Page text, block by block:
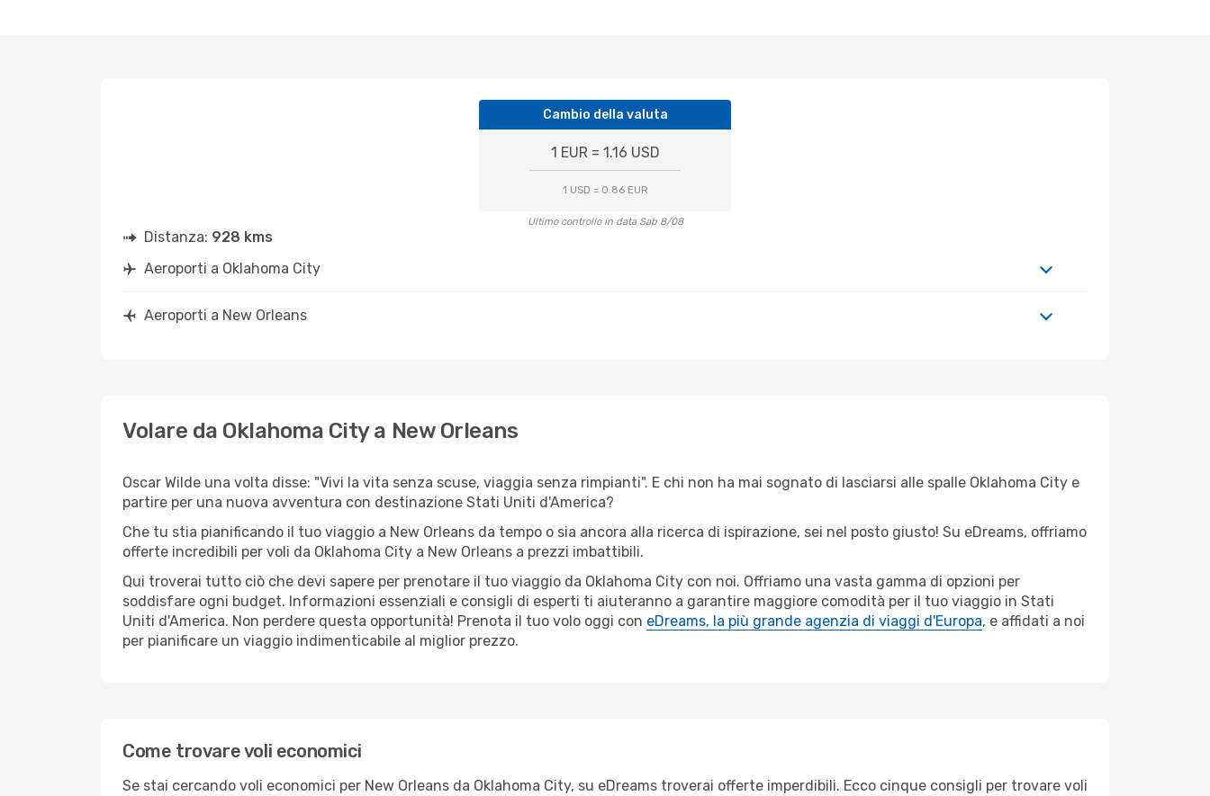
Cambio della valuta
1 EUR = 1.16 USD
1 USD = 0.86 EUR
Ultimo controllo in data Sab 8/08
Distanza: 928 kms
Aeroporti a Oklahoma City
Aeroporti a New Orleans
Volare da Oklahoma City a New Orleans
Oscar Wilde una volta disse: "Vivi la vita senza scuse, viaggia senza rimpianti". E chi non ha mai sognato di lasciarsi alle spalle Oklahoma City e
partire per una nuova avventura con destinazione Stati Uniti d'America?
Che tu stia pianificando il tuo viaggio a New Orleans da tempo o sia ancora alla ricerca di ispirazione, sei nel posto giusto! Su eDreams, offriamo
offerte incredibili per voli da Oklahoma City a New Orleans a prezzi imbattibili.
Qui troverai tutto ciò che devi sapere per prenotare il tuo viaggio da Oklahoma City con noi. Offriamo una vasta gamma di opzioni per
soddisfare ogni budget. Informazioni essenziali e consigli di esperti ti aiuteranno a garantire maggiore comodità per il tuo viaggio in Stati
Uniti d'America. Non perdere questa opportunità! Prenota il tuo volo oggi con eDreams, la più grande agenzia di viaggi d'Europa, e affidati a noi
per pianificare un viaggio indimenticabile al miglior prezzo.
Come trovare voli economici
Se stai cercando voli economici per New Orleans da Oklahoma City, su eDreams troverai offerte imperdibili. Ecco cinque consigli per trovare voli